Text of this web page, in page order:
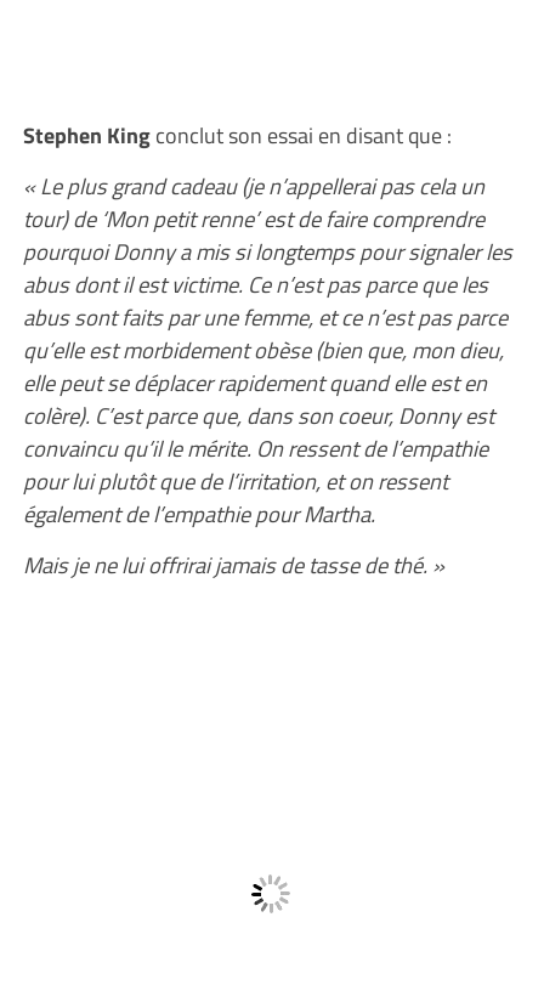
Stephen Kingconclut son essai en disant que :
« Le plus grand cadeau (je n’appellerai pas cela un
tour) de ‘Mon petit renne’ est de faire comprendre
pourquoi Donny a mis si longtemps pour signaler les
abus dont il est victime. Ce n’est pas parce que les
abus sont faits par une femme, et ce n’est pas parce
qu’elle est morbidement obèse (bien que, mon dieu,
elle peut se déplacer rapidement quand elle est en
colère). C’est parce que, dans son coeur, Donny est
convaincu qu’il le mérite. On ressent de l’empathie
pour lui plutôt que de l’irritation, et on ressent
également de l’empathie pour Martha.
Mais je ne lui offrirai jamais de tasse de thé. »